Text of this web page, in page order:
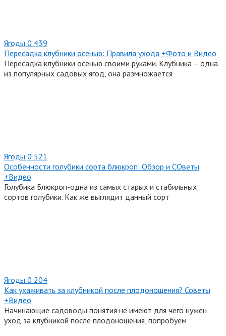
Ягоды 0 439
Пересадка клубники осенью: Правила ухода +Фото и Видео
Пересадка клубники осенью своими руками. Клубника – одна
из популярных садовых ягод, она размножается
Ягоды 0 521
Особенности голубики сорта блюкроп: Обзор и СОветы
+Видео
Голубика Блюкроп-одна из самых старых и стабильных
сортов голубики. Как же выглядит данный сорт
Ягоды 0 204
Как ухаживать за клубникой после плодоношения? Советы
+Видео
Начинающие садоводы понятия не имеют для чего нужен
уход за клубникой после плодоношения, попробуем